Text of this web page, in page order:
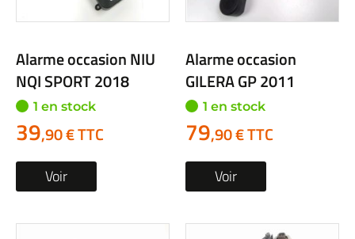
Alarme occasion NIU
NQI SPORT 2018
1 en stock
39,90 € TTC
Voir
Alarme occasion
GILERA GP 2011
1 en stock
79,90 € TTC
Voir